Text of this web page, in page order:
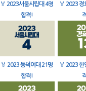
🏅 2023서울시립대 4명
합격!
🏅 2023 경
🏅 2023 동덕여대 21명
합격!
🏅 2023 한